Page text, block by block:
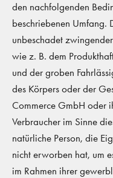
den nachfolgenden
beschriebenen
unbeschadet
wie z. B. dem
und der groben
des Körpers oder der
Commerce GmbH oder
Verbraucher im Sinne
natürliche Person, die
nicht erworben hat, um
im Rahmen ihrer